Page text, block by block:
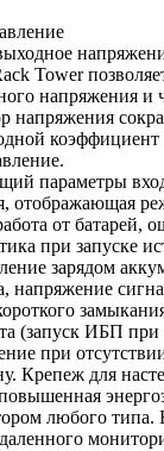
Tower
напряжения и
напряжения
параметры
отображающая
от
при запуске
зарядом
напряжение
(запуск ИБП при
при
Крепеж для
любого